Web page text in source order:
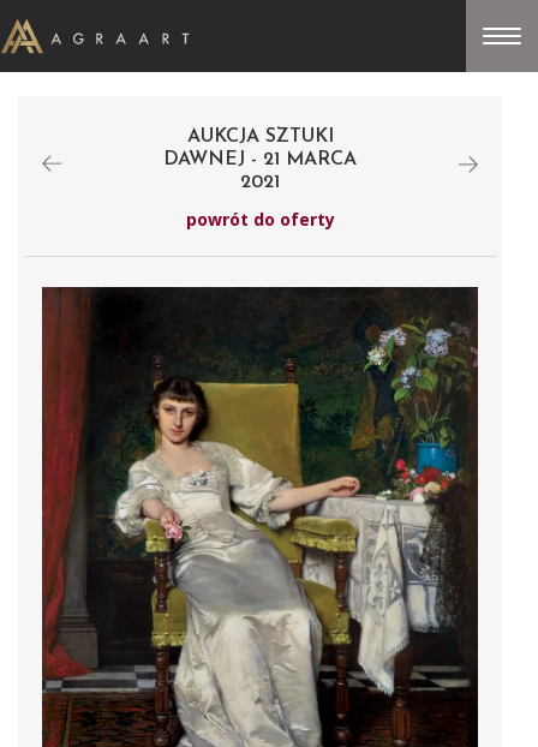
AUKCJA SZTUKI
DAWNEJ - 21 MARCA
2021
powrót do oferty